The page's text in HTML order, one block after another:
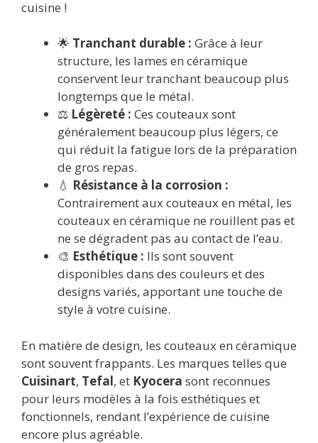
cuisine !
🌟 Tranchant durable : Grâce à leur
structure, les lames en céramique
conservent leur tranchant beaucoup plus
longtemps que le métal.
⚖️ Légèreté : Ces couteaux sont
généralement beaucoup plus légers, ce
qui réduit la fatigue lors de la préparation
de gros repas.
💧 Résistance à la corrosion :
Contrairement aux couteaux en métal, les
couteaux en céramique ne rouillent pas et
ne se dégradent pas au contact de l’eau.
🎨 Esthétique : Ils sont souvent
disponibles dans des couleurs et des
designs variés, apportant une touche de
style à votre cuisine.
En matière de design, les couteaux en céramique
sont souvent frappants. Les marques telles que
Cuisinart, Tefal, et Kyocera sont reconnues
pour leurs modèles à la fois esthétiques et
fonctionnels, rendant l’expérience de cuisine
encore plus agréable.